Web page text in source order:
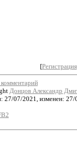
[Регистрация
Донцов Александр
27/07/2021, изменен: 27/